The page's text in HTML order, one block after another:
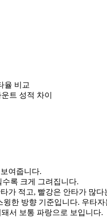
율 비교
트 성적 차이
여줍니다.
록 크게 그려집니다.
가 적고, 빨강은 안타가 많다
윙한 방향 기준입니다. 우타
돼서 보통 파랑으로 보입니다.